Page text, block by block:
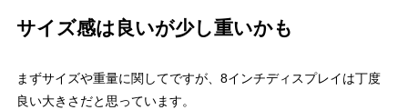
サイズ感は良いが少し重いかも
まずサイズや重量に関してですが、8インチディスプレイは丁度
良い大きさだと思っています。